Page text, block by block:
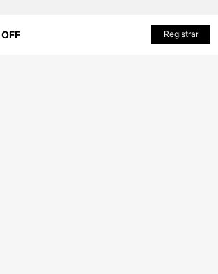
OFF! ADICIONAR AO CARRINHO
Registrar